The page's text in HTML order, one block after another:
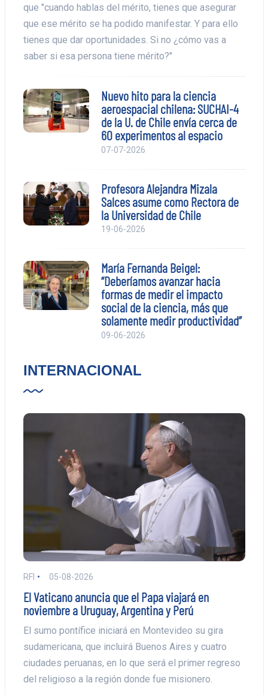
que "cuando hablas del mérito, tienes que asegurar
que ese mérito se ha podido manifestar. Y para ello
tienes que dar oportunidades. Si no ¿cómo vas a
saber si esa persona tiene mérito?"
Nuevo hito para la ciencia
aeroespacial chilena: SUCHAI-4
de la U. de Chile envía cerca de
60 experimentos al espacio
07-07-2026
Profesora Alejandra Mizala
Salces asume como Rectora de
la Universidad de Chile
19-06-2026
María Fernanda Beigel:
“Deberíamos avanzar hacia
formas de medir el impacto
social de la ciencia, más que
solamente medir productividad”
09-06-2026
INTERNACIONAL
RFI 05-08-2026
El Vaticano anuncia que el Papa viajará en
noviembre a Uruguay, Argentina y Perú
El sumo pontífice iniciará en Montevideo su gira
sudamericana, que incluirá Buenos Aires y cuatro
ciudades peruanas, en lo que será el primer regreso
del religioso a la región donde fue misionero.